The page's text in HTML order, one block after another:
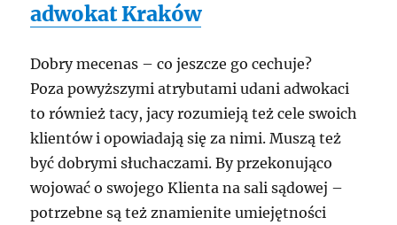
adwokat Kraków
Dobry mecenas – co jeszcze go cechuje?
Poza powyższymi atrybutami udani adwokaci
to również tacy, jacy rozumieją też cele swoich
klientów i opowiadają się za nimi. Muszą też
być dobrymi słuchaczami. By przekonująco
wojować o swojego Klienta na sali sądowej –
potrzebne są też znamienite umiejętności